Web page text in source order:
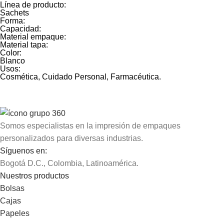
Línea de producto:
Sachets
Forma:
Capacidad:
Material empaque:
Material tapa:
Color:
Blanco
Usos:
Cosmética, Cuidado Personal, Farmacéutica.
Somos especialistas en la impresión de empaques
personalizados para diversas industrias.
Síguenos en:
Bogotá D.C., Colombia, Latinoamérica.
Nuestros productos
Bolsas
Cajas
Papeles